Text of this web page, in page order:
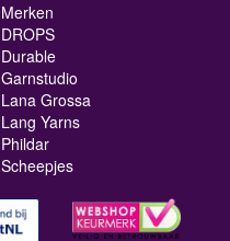
Merken
DROPS
Durable
Garnstudio
Lana Grossa
Lang Yarns
Phildar
Scheepjes